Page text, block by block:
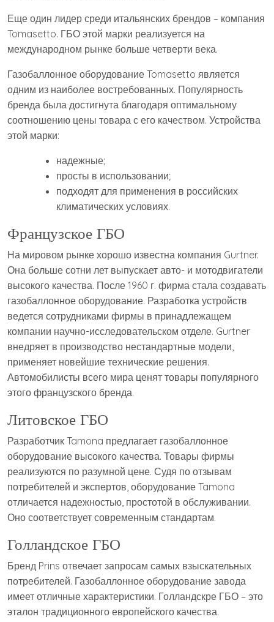
Еще один лидер среди итальянских брендов – компания
Tomasetto. ГБО этой марки реализуется на
международном рынке больше четверти века.
Газобаллонное оборудование Tomasetto является
одним из наиболее востребованных. Популярность
бренда была достигнута благодаря оптимальному
соотношению цены товара с его качеством. Устройства
этой марки:
надежные;
просты в использовании;
подходят для применения в российских
климатических условиях.
Французское ГБО
На мировом рынке хорошо известна компания Gurtner.
Она больше сотни лет выпускает авто- и мотодвигатели
высокого качества. После 1960 г. фирма стала создавать
газобаллонное оборудование. Разработка устройств
ведется сотрудниками фирмы в принадлежащем
компании научно-исследовательском отделе. Gurtner
внедряет в производство нестандартные модели,
применяет новейшие технические решения.
Автомобилисты всего мира ценят товары популярного
этого французского бренда.
Литовское ГБО
Разработчик Tamona предлагает газобаллонное
оборудование высокого качества. Товары фирмы
реализуются по разумной цене. Судя по отзывам
потребителей и экспертов, оборудование Tamona
отличается надежностью, простотой в обслуживании.
Оно соответствует современным стандартам.
Голландское ГБО
Бренд Prins отвечает запросам самых взыскательных
потребителей. Газобаллонное оборудование завода
имеет отличные характеристики. Голландскре ГБО – это
эталон традиционного европейского качества.